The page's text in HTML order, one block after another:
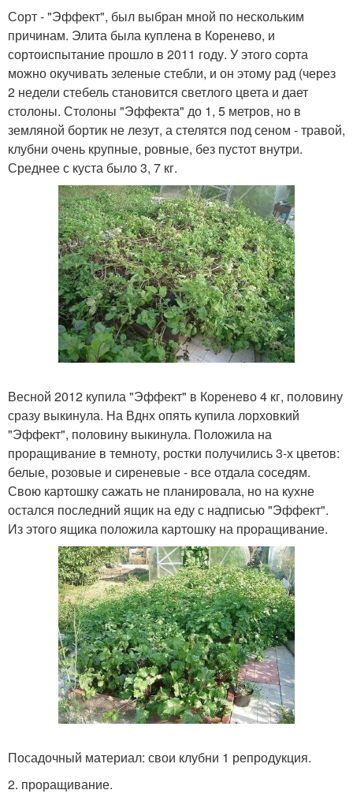
Сорт - "Эффект", был выбран мной по нескольким
причинам. Элита была куплена в Коренево, и
сортоиспытание прошло в 2011 году. У этого сорта
можно окучивать зеленые стебли, и он этому рад (через
2 недели стебель становится светлого цвета и дает
столоны. Столоны "Эффекта" до 1, 5 метров, но в
земляной бортик не лезут, а стелятся под сеном - травой,
клубни очень крупные, ровные, без пустот внутри.
Среднее с куста было 3, 7 кг.
Весной 2012 купила "Эффект" в Коренево 4 кг, половину
сразу выкинула. На Вднх опять купила лорховкий
"Эффект", половину выкинула. Положила на
проращивание в темноту, ростки получились 3-х цветов:
белые, розовые и сиреневые - все отдала соседям.
Свою картошку сажать не планировала, но на кухне
остался последний ящик на еду с надписью "Эффект".
Из этого ящика положила картошку на проращивание.
Посадочный материал: свои клубни 1 репродукция.
2. проращивание.